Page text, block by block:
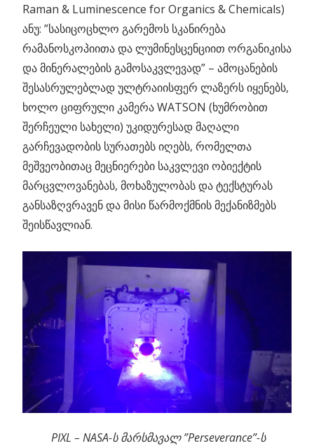
Raman & Luminescence for Organics & Chemicals)
ანუ: ”სასიცოცხლო გარემოს სკანირება
რამანოსკოპიითა და ლუმინესცენციით ორგანიკისა
და მინერალების გამოსაკვლევად” – ამოცანების
შესასრულებლად ულტრაიისფერ ლაზერს იყენებს,
ხოლო ციფრული კამერა WATSON (ხუმრობით
შერჩეული სახელი) უკიდურესად მაღალი
გარჩევადობის სურათებს იღებს, რომელთა
მეშვეობითაც მეცნიერები საკვლევი ობიექტის
მარცვლოვანებას, მოხაზულობას და ტექსტურას
განსაზღვრავენ და მისი წარმოქმნის მექანიზმებს
შეისწავლიან.
PIXL – NASA-ს მარსმავალ ”Perseverance”-ს